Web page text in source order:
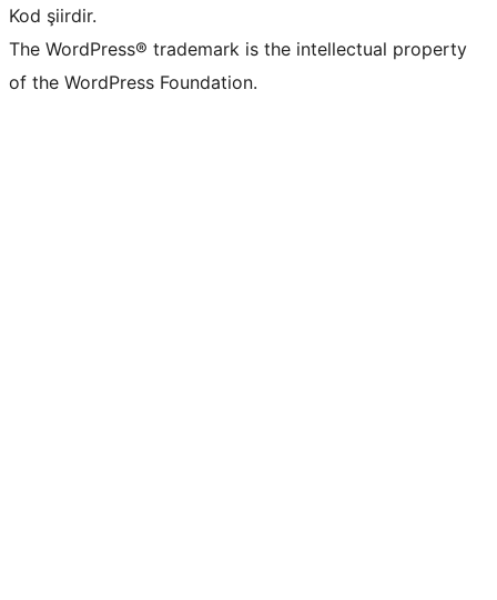
Kod şiirdir.
The WordPress® trademark is the intellectual property
of the WordPress Foundation.